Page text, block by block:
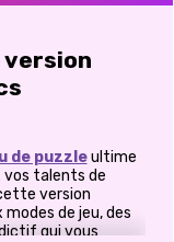
version
de puzzleultime
vos talents de
version
de jeu, des
qui vous